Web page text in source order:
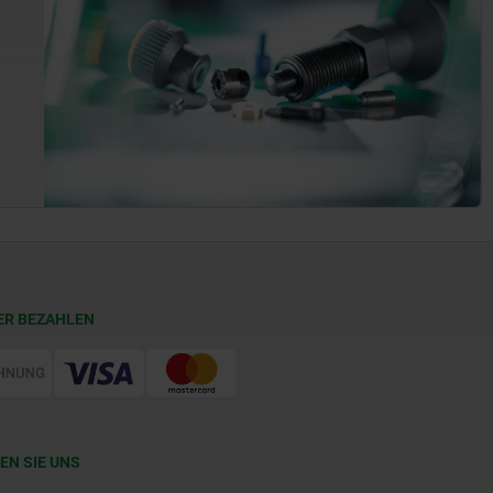
BEZAHLEN
SIE UNS